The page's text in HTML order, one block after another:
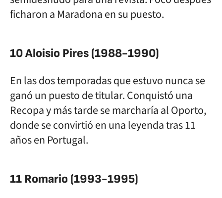
ficharon a Maradona en su puesto.
10 Aloisio Pires (1988-1990)
En las dos temporadas que estuvo nunca se
ganó un puesto de titular. Conquistó una
Recopa y más tarde se marcharía al Oporto,
donde se convirtió en una leyenda tras 11
años en Portugal.
11 Romario (1993-1995)